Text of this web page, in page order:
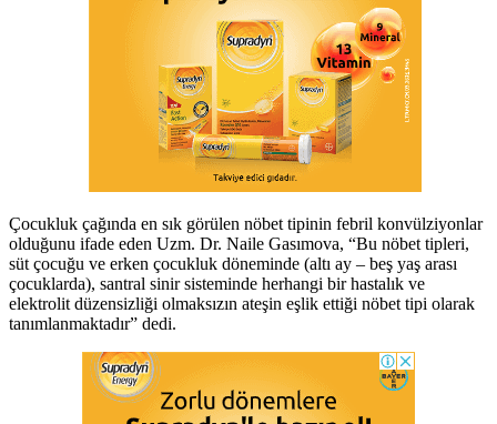
Çocukluk çağında en sık görülen nöbet tipinin febril konvülziyonlar
olduğunu ifade eden Uzm. Dr. Naile Gasımova, “Bu nöbet tipleri,
süt çocuğu ve erken çocukluk döneminde (altı ay – beş yaş arası
çocuklarda), santral sinir sisteminde herhangi bir hastalık ve
elektrolit düzensizliği olmaksızın ateşin eşlik ettiği nöbet tipi olarak
tanımlanmaktadır” dedi.